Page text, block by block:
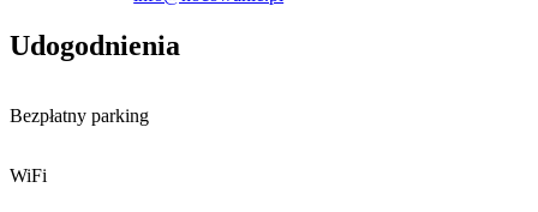
Udogodnienia
Bezpłatny parking
WiFi